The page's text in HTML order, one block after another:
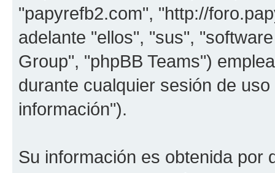
"papyrefb2.com", "http://
adelante "ellos", "sus",
Group", "phpBB Teams")
durante cualquier sesión de
información").
Su información es obtenida por